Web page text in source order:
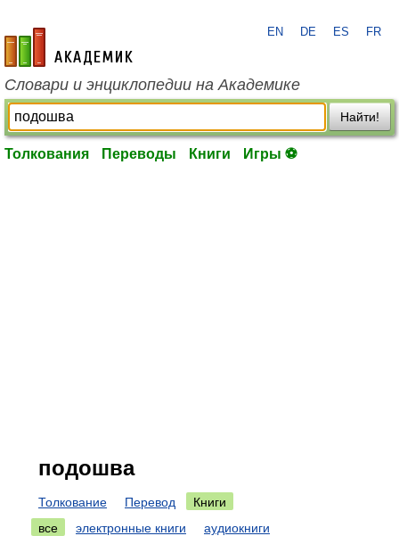
academic.ru
EN DE ES FR
Словари и энциклопедии на Академике
Найти!
Толкования Переводы Книги Игры ⚽
подошва
Толкование Перевод
Книги
все
электронные книги аудиокниги